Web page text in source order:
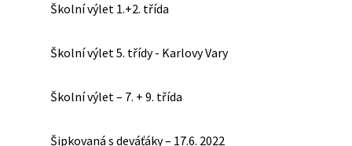
Školní výlet 1.+2. třída
Školní výlet 5. třídy - Karlovy Vary
Školní výlet – 7. + 9. třída
Šipkovaná s deváťáky – 17.6. 2022